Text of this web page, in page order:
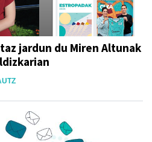
jardun du Miren Altunak